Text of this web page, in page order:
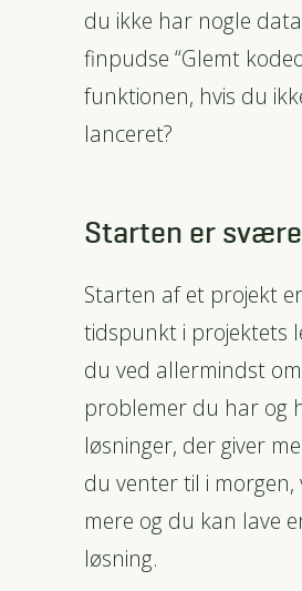
du ikke har nogle
finpudse “Glemt
funktionen, hvis du
lanceret?
Starten er
Starten af et projekt
tidspunkt i projektets
du ved allermindst
problemer du har og
løsninger, der giver
du venter til i morgen,
mere og du kan lave
løsning.